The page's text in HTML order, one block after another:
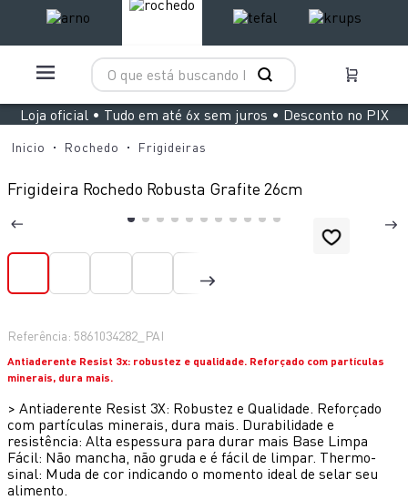
O que está buscando hoje?
Loja oficial • Tudo em até 6x sem juros • Desconto no PIX
Rochedo Frigideiras
Frigideira Rochedo Robusta Grafite 26cm
Referência: 5861034282_PAI
Antiaderente Resist 3x: robustez e qualidade. Reforçado com partículas
minerais, dura mais.
> Antiaderente Resist 3X: Robustez e Qualidade. Reforçado
com partículas minerais, dura mais. Durabilidade e
resistência: Alta espessura para durar mais Base Limpa
Fácil: Não mancha, não gruda e é fácil de limpar. Thermo-
sinal: Muda de cor indicando o momento ideal de selar seu
alimento.
TERMOS MAIS BUSCADOS
6º
aspirador x-force 9 60
7º
jogo panelas rochedo stone pro
8 º
vaporizador pure pop
10º lightmix